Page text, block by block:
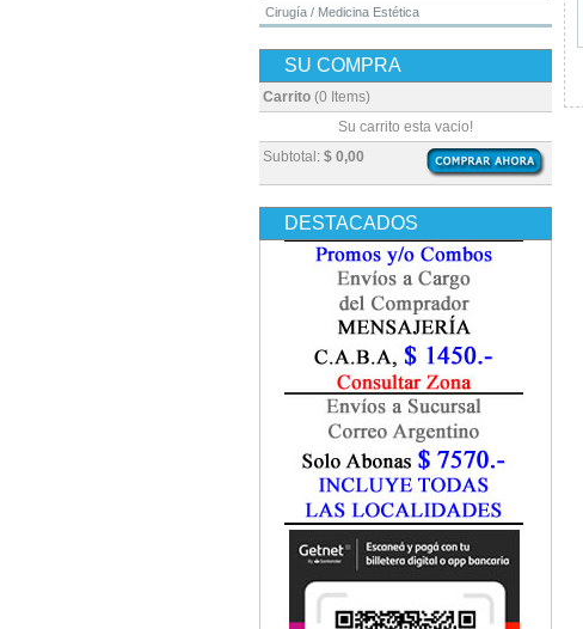
Cirugía / Medicina Estética
Dermatología
Diagnóstico por Imagen / Radiología
Embriología
Enfermería
Epidemiología
Farmacia / Farmacología
Fisiatría / Kinesiología
Fisiología / Fisiopatología
Fonoaudiología
Gastroenterología
Geriatría
Ginecología / Obstetricia
Hematología
Histología
Homeopatía
Infectología
Inmunología
SU COMPRA
Carrito (0 Items)
Subtotal: $ 0,00
Su carrito esta vacio!
DESTACADOS